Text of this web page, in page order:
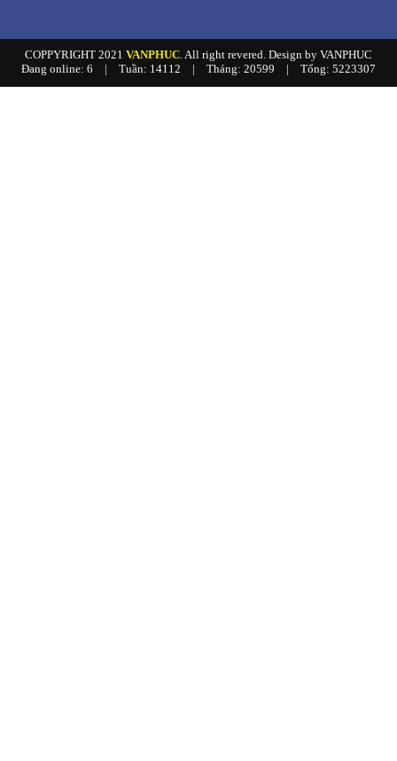
COPPYRIGHT 2021 VANPHUC. All right revered. Design by VANPHUC
Đang online: 6
| Tuần: 14112 | Tháng: 20599 | Tổng: 5223307